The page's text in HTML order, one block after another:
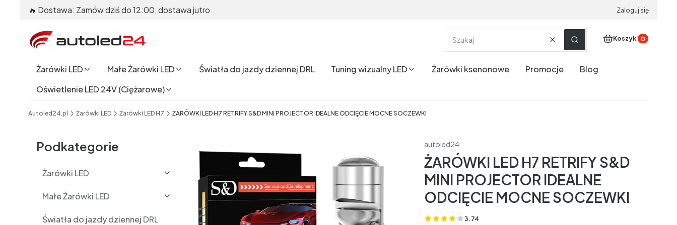
🔥 Dostawa: Zamów dziś do 12:00, dostawa jutro Zaloguj się
WyczyśćSzukaj
Produkty w
Koszyk
Żarówki LED Małe Żarówki LED Światła do jazdy dziennej DRL Tuning wizualny LED Żarówki ksenonowe Promocje
Blog
Oświetlenie LED 24V (Ciężarowe)
Autoled24.pl Żarówki LED Żarówki LED H7 ŻARÓWKI LED H7 RETRIFY S&D MINI PROJECTOR IDEALNE ODCIĘCIE MOCNE SOCZEWKI
Podkategorie
Żarówki LED
Małe Żarówki LED
Światła do jazdy dziennej DRL
autoled24
ŻARÓWKI LED H7 RETRIFY S&D
MINI PROJECTOR IDEALNE
ODCIĘCIE MOCNE SOCZEWKI
3.74
(Oceny: 19 Recenzje: 0)